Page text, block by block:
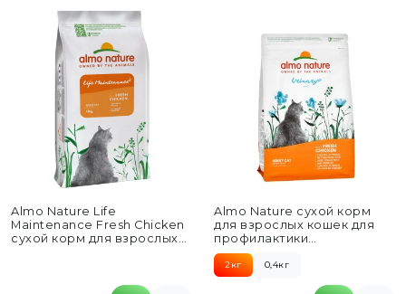
Almo Nature Life
Maintenance Fresh Chicken
сухой корм для взрослых
Almo Nature сухой корм
для взрослых кошек для
профилактики
мочекаменной болезни
(МКБ), со свежей...
2кг 0,4кг